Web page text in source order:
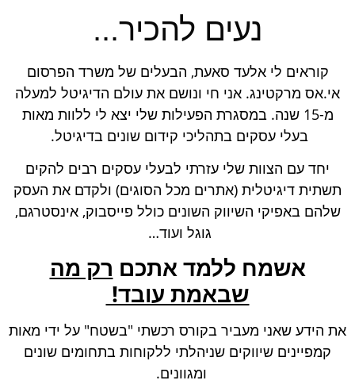
נעים להכיר...
קוראים לי אלעד סאעת, הבעלים של משרד הפרסום
אי.אס מרקטינג. אני חי ונושם את עולם הדיגיטל למעלה
מ-15 שנה. במסגרת הפעילות שלי יצא לי ללוות מאות
בעלי עסקים בתהליכי קידום שונים בדיגיטל.
יחד עם הצוות שלי עזרתי לבעלי עסקים רבים להקים
תשתית דיגיטלית (אתרים מכל הסוגים) ולקדם את העסק
שלהם באפיקי השיווק השונים כולל פייסבוק, אינסטרגם,
גוגל ועוד…
אשמח ללמד אתכם רק מה
שבאמת עובד!
את הידע שאני מעביר בקורס רכשתי "בשטח" על ידי מאות
קמפיינים שיווקים שניהלתי ללקוחות בתחומים שונים
ומגוונים.